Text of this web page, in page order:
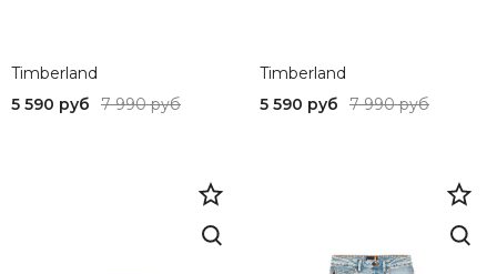
Timberland
5 590 руб
7 990 руб
Timberland
5 590 руб
7 990 руб